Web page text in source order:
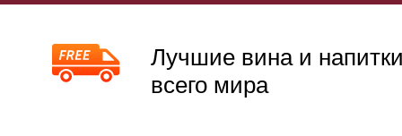
Лучшие вина и
всего мира